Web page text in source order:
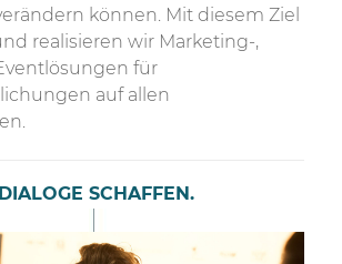
können. Mit diesem Ziel
realisieren wir Marketing-,
für
auf allen
SCHAFFEN.